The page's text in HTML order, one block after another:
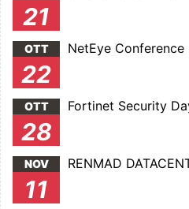
21
OTT
22
NetEye Conference
OTT
28
Fortinet Security
NOV
11
RENMAD